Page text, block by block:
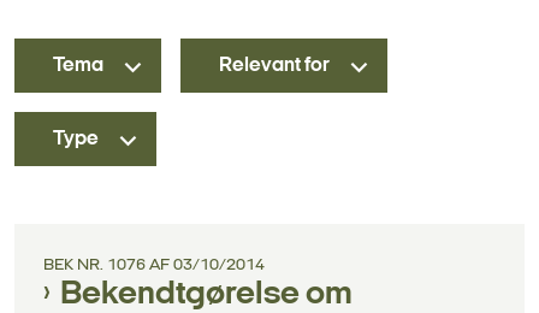
Tema Relevant for
Type
BEK NR. 1076 AF 03/10/2014
Bekendtgørelse om